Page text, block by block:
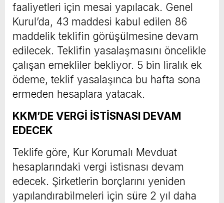
faaliyetleri için mesai yapılacak. Genel
Kurul’da, 43 maddesi kabul edilen 86
maddelik teklifin görüşülmesine devam
edilecek. Teklifin yasalaşmasını öncelikle
çalışan emekliler bekliyor. 5 bin liralık ek
ödeme, teklif yasalaşınca bu hafta sona
ermeden hesaplara yatacak.
KKM’DE VERGİ İSTİSNASI DEVAM
EDECEK
Teklife göre, Kur Korumalı Mevduat
hesaplarındaki vergi istisnası devam
edecek. Şirketlerin borçlarını yeniden
yapılandırabilmeleri için süre 2 yıl daha